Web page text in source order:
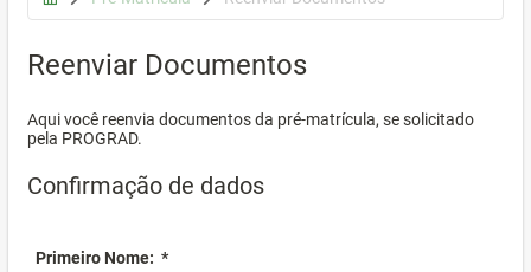
Reenviar Documentos
Aqui você reenvia documentos da pré-matrícula, se solicitado
pela PROGRAD.
Confirmação de dados
Primeiro Nome: *